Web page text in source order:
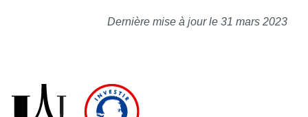
Dernière mise à jour le 31 mars 2023